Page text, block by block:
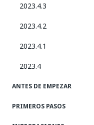
2023.4.3
2023.4.2
2023.4.1
2023.4
ANTES DE EMPEZAR
PRIMEROS PASOS